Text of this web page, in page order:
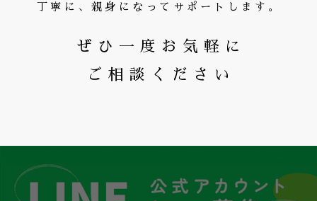
丁寧に、親身になってサポートします。
ぜひ一度お気軽に
ご相談ください